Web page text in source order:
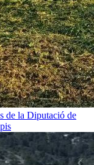
de la Diputació de